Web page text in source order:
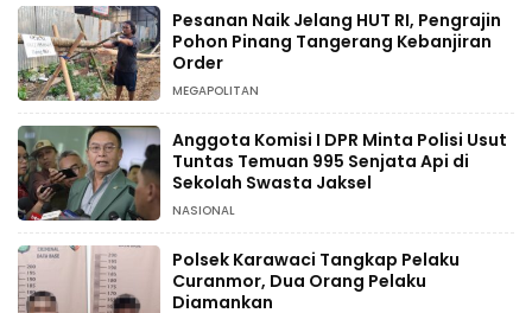
Pesanan Naik Jelang HUT RI, Pengrajin
Pohon Pinang Tangerang Kebanjiran
Order
MEGAPOLITAN
Anggota Komisi I DPR Minta Polisi Usut
Tuntas Temuan 995 Senjata Api di
Sekolah Swasta Jaksel
NASIONAL
Polsek Karawaci Tangkap Pelaku
Curanmor, Dua Orang Pelaku
Diamankan